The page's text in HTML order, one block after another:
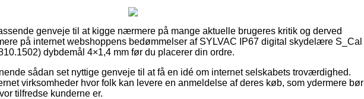
genveje til at kigge nærmere på mange aktuelle brugeres kritik og derved
på internet webshoppens bedømmelser af SYLVAC IP67 digital skydelære S_Cal
dybdemål 4×1,4 mm før du placerer din ordre.
sådan set nyttige genveje til at få en idé om internet selskabets troværdighed.
virksomheder hvor folk kan levere en anmeldelse af deres køb, som ydermere bør
tilfredse kunderne er.